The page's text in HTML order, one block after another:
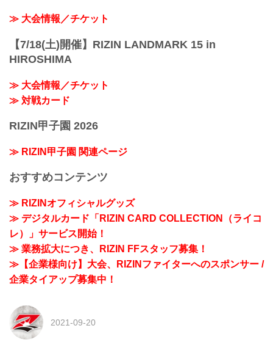
≫ 大会情報／チケット
【7/18(土)開催】RIZIN LANDMARK 15 in
HIROSHIMA
≫ 大会情報／チケット
≫ 対戦カード
RIZIN甲子園 2026
≫ RIZIN甲子園 関連ページ
おすすめコンテンツ
≫ RIZINオフィシャルグッズ
≫ デジタルカード「RIZIN CARD COLLECTION（ライコ
レ）」サービス開始！
≫ 業務拡大につき、RIZIN FFスタッフ募集！
≫【企業様向け】大会、RIZINファイターへのスポンサー /
企業タイアップ募集中！
2021-09-20